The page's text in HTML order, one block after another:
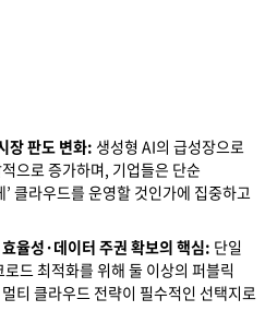
장 판도 변화: 생성형 AI의 급성장으로
으로 증가하며, 기업들은 단순
클라우드를 운영할 것인가에 집중하고
율성·데이터 주권 확보의 핵심: 단일
드 최적화를 위해 둘 이상의 퍼블릭
티 클라우드 전략이 필수적인 선택지로